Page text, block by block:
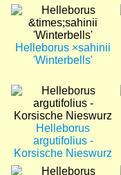
Bild
Helleborus ×sahinii
'Winterbells'
Bild
Helleborus
argutifolius -
Korsische Nieswurz
Bild